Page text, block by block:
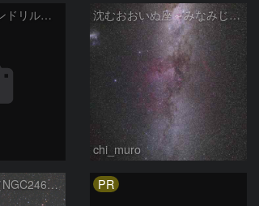
夜空は宝石箱(マンドリル星雲 NGC2467) Seestar50 沈むおおいぬ座～みなみじゅうじ座の天の川
chi_muro
マンドリル星雲（NGC2467/Sh2-311) PR